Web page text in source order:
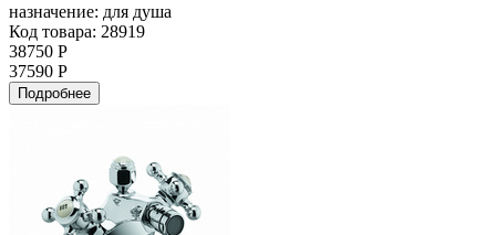
назначение: для душа
Код товара: 28919
38750 Р
37590 Р
Подробнее